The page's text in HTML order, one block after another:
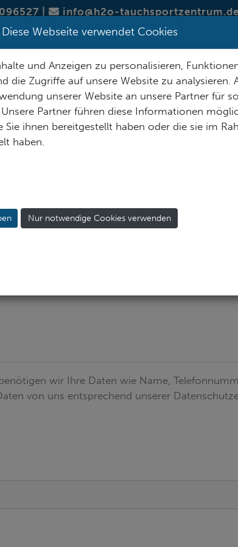
info@h2o-tauchsportzentrum.de
wir Ihre Daten wie Name,
von uns entsprechend unserer
Diese Webseite verwendet Cookies
und Anzeigen zu personalisieren,
die Zugriffe auf unsere Website zu analysieren.
unserer Website an unsere Partner für
Partner führen diese Informationen
ihnen bereitgestellt haben oder die sie im
haben.
Nur notwendige Cookies verwenden